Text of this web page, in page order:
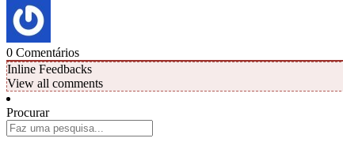
0 Comentários
Inline Feedbacks
View all comments
Procurar